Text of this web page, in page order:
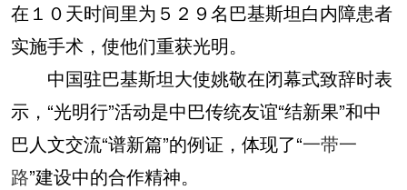
在１０天时间里为５２９名巴基斯坦白内障患者
实施手术，使他们重获光明。
中国驻巴基斯坦大使姚敬在闭幕式致辞时表
示，“光明行”活动是中巴传统友谊“结新果”和中
巴人文交流“谱新篇”的例证，体现了“一带一
路”建设中的合作精神。